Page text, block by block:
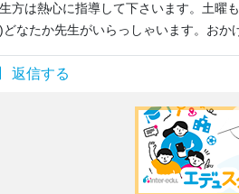
方は熱心に指導して下さいます。土曜
どなたか先生がいらっしゃいます。おか
返信する